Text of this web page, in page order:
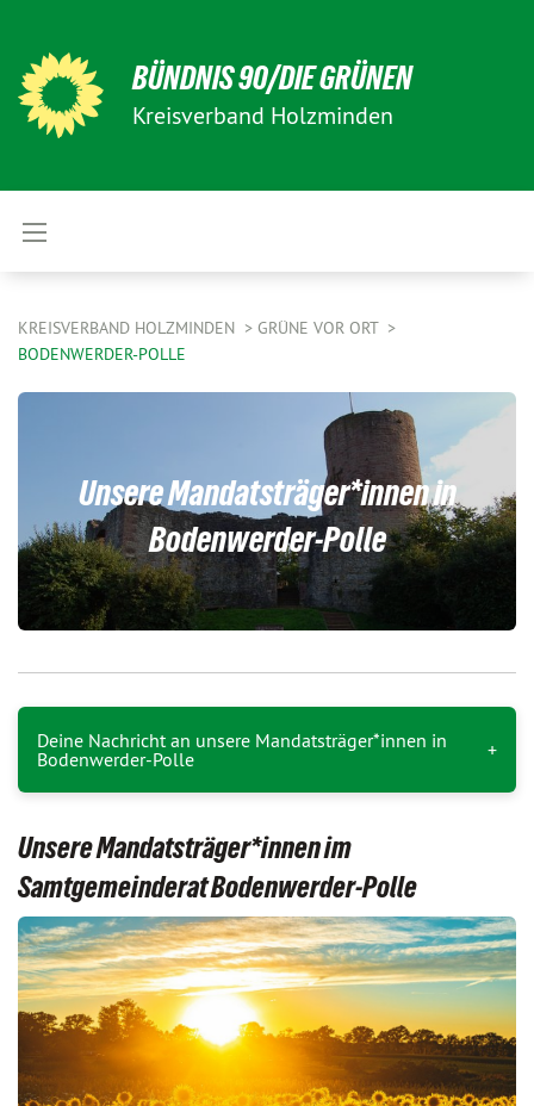
BÜNDNIS 90/DIE GRÜNEN
Kreisverband Holzminden
KREISVERBAND HOLZMINDEN
GRÜNE VOR ORT
BODENWERDER-POLLE
Unsere Mandatsträger*innen in
Bodenwerder-Polle
Deine Nachricht an unsere Mandatsträger*innen in
Bodenwerder-Polle
Unsere Mandatsträger*innen im
Samtgemeinderat Bodenwerder-Polle